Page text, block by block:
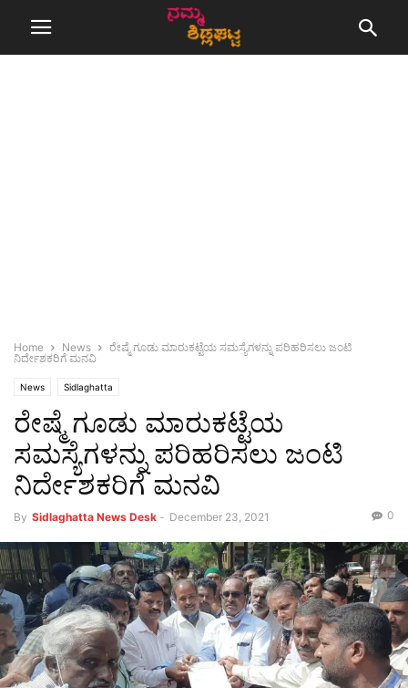
Home News
ರೇಷ್ಮೆ ಗೂಡು ಮಾರುಕಟ್ಟೆಯ ಸಮಸ್ಯೆಗಳನ್ನು ಪರಿಹರಿಸಲು ಜಂಟಿ
ನಿರ್ದೇಶಕರಿಗೆ ಮನವಿ
News Sidlaghatta
ರೇಷ್ಮೆ ಗೂಡು ಮಾರುಕಟ್ಟೆಯ
ಸಮಸ್ಯೆಗಳನ್ನು ಪರಿಹರಿಸಲು ಜಂಟಿ
ನಿರ್ದೇಶಕರಿಗೆ ಮನವಿ
By Sidlaghatta News Desk - December 23, 2021 0